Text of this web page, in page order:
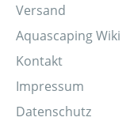
Versand
Aquascaping Wiki
Kontakt
Impressum
Datenschutz